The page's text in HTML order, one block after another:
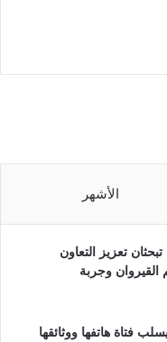
الأشهر
تعزيز التعاون
القيروان وجربة
فتاة هاتفها ووثائقها